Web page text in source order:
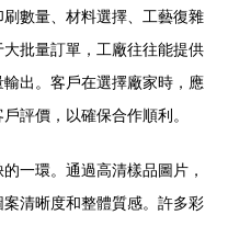
數量、材料選擇、工藝復雜
批量訂單，工廠往往能提供
出。客戶在選擇廠家時，應
評價，以確保合作順利。
一環。通過高清樣品圖片，
清晰度和整體質感。許多彩